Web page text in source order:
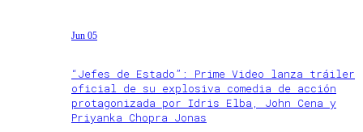
Jun 05
“Jefes de Estado”: Prime Video lanza tráiler
oficial de su explosiva comedia de acción
protagonizada por Idris Elba, John Cena y
Priyanka Chopra Jonas